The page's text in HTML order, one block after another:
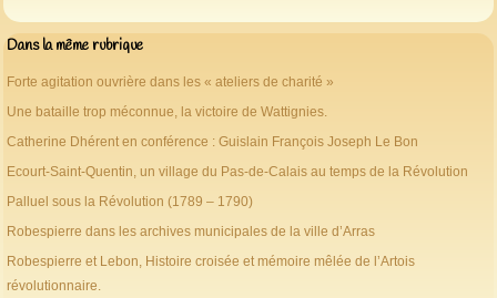
Dans la même rubrique
Forte agitation ouvrière dans les « ateliers de charité »
Une bataille trop méconnue, la victoire de Wattignies.
Catherine Dhérent en conférence : Guislain François Joseph Le Bon
Ecourt-Saint-Quentin, un village du Pas-de-Calais au temps de la Révolution
Palluel sous la Révolution (1789 – 1790)
Robespierre dans les archives municipales de la ville d’Arras
Robespierre et Lebon, Histoire croisée et mémoire mêlée de l’Artois
révolutionnaire.